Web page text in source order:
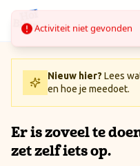
Ga naar inhoud / Skip to
Nieuw hier? Lees
en hoe je meedoet.
Er is zoveel te
zet zelf iets op.
Activiteit niet gevonden